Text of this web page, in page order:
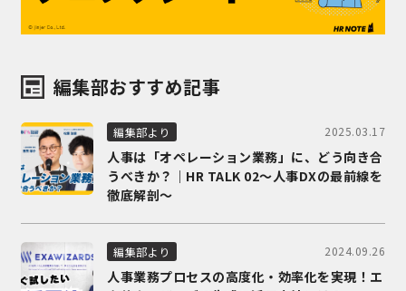
編集部おすすめ記事
編集部より 2025.03.17
人事は「オペレーション業務」に、どう向き合
うべきか？｜HR TALK 02～人事DXの最前線を
徹底解剖～
編集部より 2024.09.26
人事業務プロセスの高度化・効率化を実現！エ